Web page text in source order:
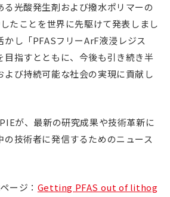
る光酸発生剤および撥水ポリマーの
たことを世界に先駆けて発表しまし
かし「PFASフリーArF液浸レジス
目指すとともに、今後も引き続き半
よび持続可能な社会の実現に貢献し
が、最新の研究成果や技術革新に
の技術者に発信するためのニュース
ジ： Getting PFAS out of lithog